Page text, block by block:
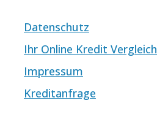
Datenschutz
Ihr Online Kredit Vergleich
Impressum
Kreditanfrage